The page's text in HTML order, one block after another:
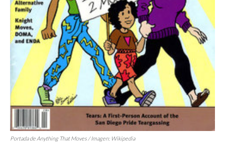
Portada de Anything That Moves / Imagen: Wikipedia